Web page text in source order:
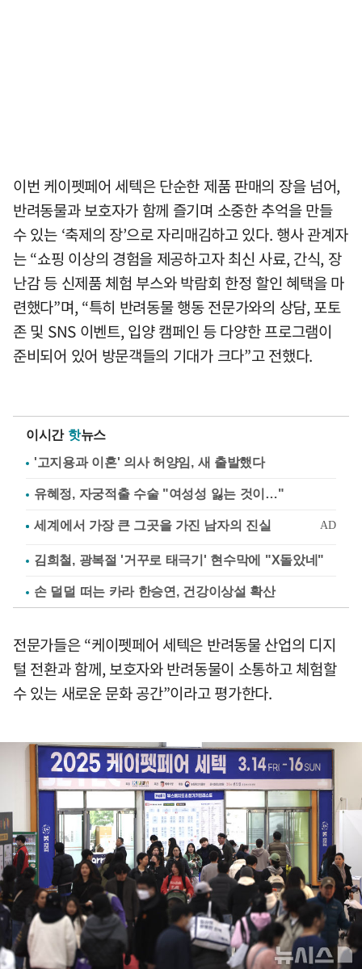
이번 케이펫페어 세텍은 단순한 제품 판매의 장을 넘어,
반려동물과 보호자가 함께 즐기며 소중한 추억을 만들
수 있는 ‘축제의 장’으로 자리매김하고 있다. 행사 관계자
는 “쇼핑 이상의 경험을 제공하고자 최신 사료, 간식, 장
난감 등 신제품 체험 부스와 박람회 한정 할인 혜택을 마
련했다”며, “특히 반려동물 행동 전문가와의 상담, 포토
존 및 SNS 이벤트, 입양 캠페인 등 다양한 프로그램이
준비되어 있어 방문객들의 기대가 크다”고 전했다.
이시간 핫뉴스
'고지용과 이혼' 의사 허양임, 새 출발했다
유혜정, 자궁적출 수술 "여성성 잃는 것이…"
김희철, 광복절 '거꾸로 태극기' 현수막에 "X돌았네"
손 덜덜 떠는 카라 한승연, 건강이상설 확산
전문가들은 “케이펫페어 세텍은 반려동물 산업의 디지
털 전환과 함께, 보호자와 반려동물이 소통하고 체험할
수 있는 새로운 문화 공간”이라고 평가한다.